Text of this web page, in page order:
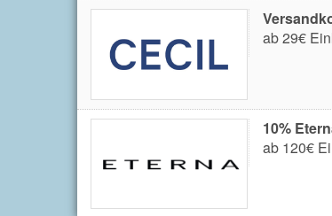
ab 29€
10%
ab 120€